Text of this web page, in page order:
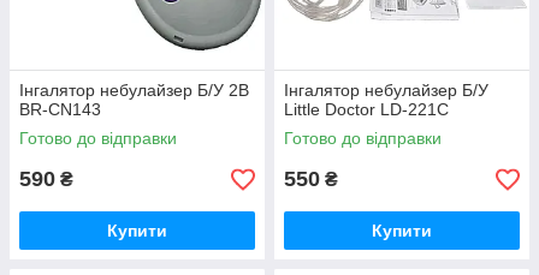
Інгалятор небулайзер Б/У 2B
BR-CN143
Готово до відправки
590 ₴
Купити
Інгалятор небулайзер Б/У
Little Doctor LD-221C
Готово до відправки
550 ₴
Купити